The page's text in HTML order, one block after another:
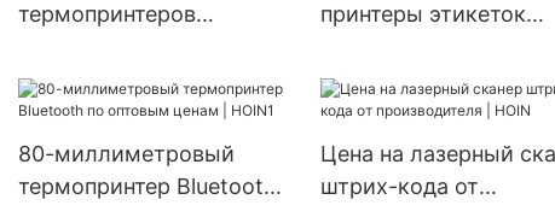
термопринтеров
принтеры этикеток
80-миллиметровый
термопринтер Bluetooth
Цена на лазерный
штрих-кода от